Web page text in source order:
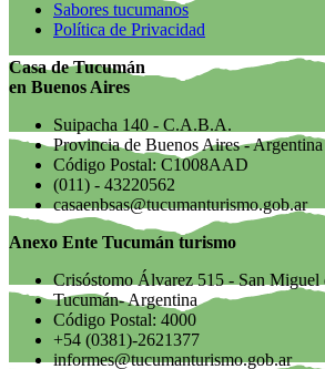
Sabores tucumanos
Política de Privacidad
Casa de Tucumán
en Buenos Aires
Suipacha 140 - C.A.B.A.
Provincia de Buenos Aires - Argentina
Código Postal: C1008AAD
(011) - 43220562
casaenbsas@tucumanturismo.gob.ar
Anexo Ente Tucumán turismo
Crisóstomo Álvarez 515 - San Miguel
Tucumán- Argentina
Código Postal: 4000
+54 (0381)-2621377
informes@tucumanturismo.gob.ar